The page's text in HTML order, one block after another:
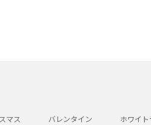
マス バレンタイン ホワイ